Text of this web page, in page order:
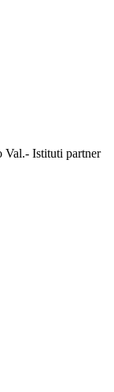
Val.- Istituti partner